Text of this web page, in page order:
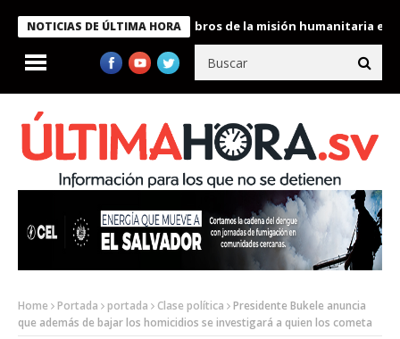
NOTICIAS DE ÚLTIMA HORA
Bukele condecora a miembros de la misión humanitaria enviada
Home Portada portada Clase política
Presidente Bukele anuncia
que además de bajar los homicidios se investigará a quien los cometa